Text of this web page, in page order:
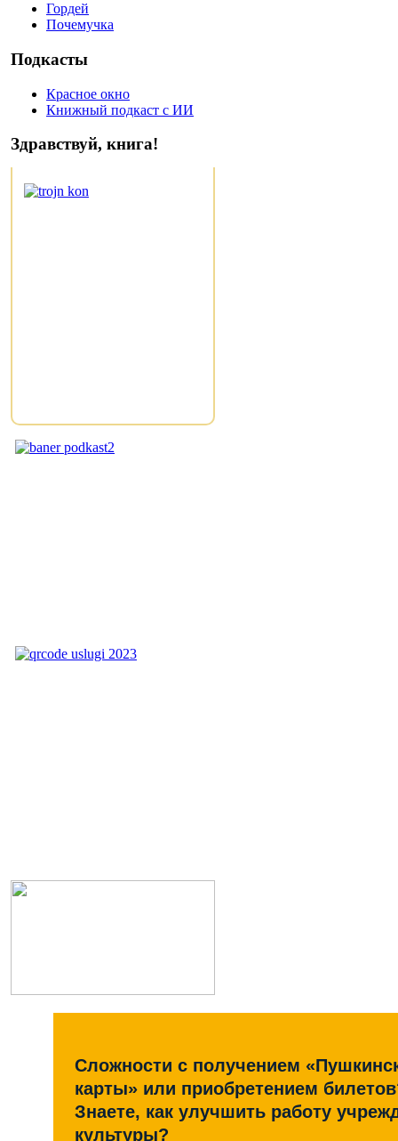
Гордей
Почемучка
Подкасты
Красное окно
Книжный подкаст с ИИ
Здравствуй, книга!
Сложности с получением
карты» или приобретением
Знаете, как улучшить работу
культуры?